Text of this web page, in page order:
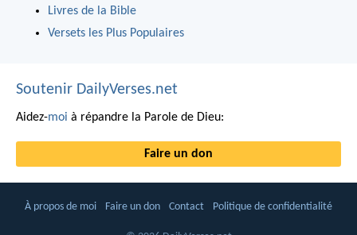
Livres de la Bible
Versets les Plus Populaires
Soutenir DailyVerses.net
Aidez-moi à répandre la Parole de Dieu:
Faire un don
À propos de moi Faire un don Contact Politique de confidentialité